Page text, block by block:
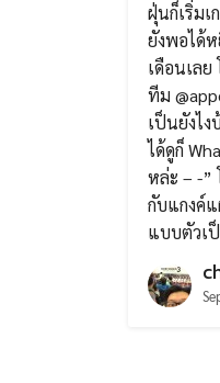
ฝุ่นก็เริ่ม
ยังพอได้
เดือนเล
ทีม
เป็นยังไง
ได้ดูก็
หล่ะ – -”
กับแกงค์
แบบตัวเ